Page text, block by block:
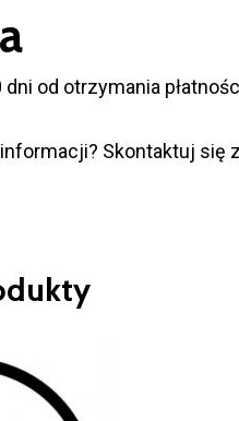
od otrzymania
Skontaktuj się